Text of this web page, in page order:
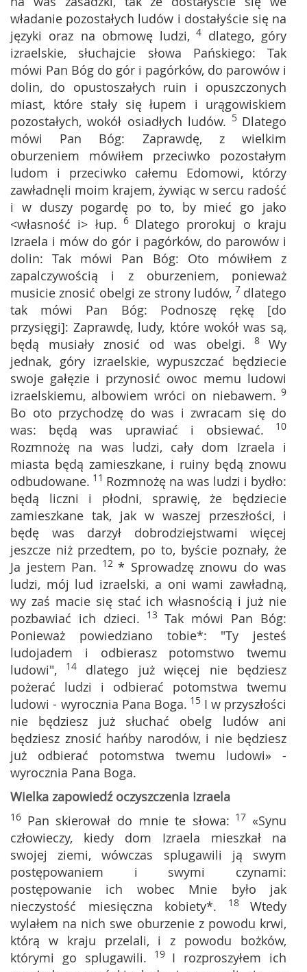
władanie pozostałych ludów i dostałyście się na
języki oraz na obmowę ludzi, 4 dlatego, góry
izraelskie, słuchajcie słowa Pańskiego: Tak
mówi Pan Bóg do gór i pagórków, do parowów i
dolin, do opustoszałych ruin i opuszczonych
miast, które stały się łupem i urągowiskiem
pozostałych, wokół osiadłych ludów. 5 Dlatego
mówi Pan Bóg: Zaprawdę, z wielkim
oburzeniem mówiłem przeciwko pozostałym
ludom i przeciwko całemu Edomowi, którzy
zawładnęli moim krajem, żywiąc w sercu radość
i w duszy pogardę po to, by mieć go jako
<własność i> łup. 6 Dlatego prorokuj o kraju
Izraela i mów do gór i pagórków, do parowów i
dolin: Tak mówi Pan Bóg: Oto mówiłem z
zapalczywością i z oburzeniem, ponieważ
musicie znosić obelgi ze strony ludów, 7 dlatego
tak mówi Pan Bóg: Podnoszę rękę [do
przysięgi]: Zaprawdę, ludy, które wokół was są,
będą musiały znosić od was obelgi. 8 Wy
jednak, góry izraelskie, wypuszczać będziecie
swoje gałęzie i przynosić owoc memu ludowi
izraelskiemu, albowiem wróci on niebawem. 9
Bo oto przychodzę do was i zwracam się do
was: będą was uprawiać i obsiewać. 10
Rozmnożę na was ludzi, cały dom Izraela i
miasta będą zamieszkane, i ruiny będą znowu
odbudowane. 11 Rozmnożę na was ludzi i bydło:
będą liczni i płodni, sprawię, że będziecie
zamieszkane tak, jak w waszej przeszłości, i
będę was darzył dobrodziejstwami więcej
jeszcze niż przedtem, po to, byście poznały, że
Ja jestem Pan. 12 * Sprowadzę znowu do was
ludzi, mój lud izraelski, a oni wami zawładną,
wy zaś macie się stać ich własnością i już nie
pozbawiać ich dzieci. 13 Tak mówi Pan Bóg:
Ponieważ powiedziano tobie*: "Ty jesteś
ludojadem i odbierasz potomstwo twemu
ludowi", 14 dlatego już więcej nie będziesz
pożerać ludzi i odbierać potomstwa twemu
ludowi - wyrocznia Pana Boga. 15 I w przyszłości
nie będziesz już słuchać obelg ludów ani
będziesz znosić hańby narodów, i nie będziesz
już odbierać potomstwa twemu ludowi» -
wyrocznia Pana Boga.
Wielka zapowiedź oczyszczenia Izraela
16 Pan skierował do mnie te słowa: 17 «Synu
człowieczy, kiedy dom Izraela mieszkał na
swojej ziemi, wówczas splugawili ją swym
postępowaniem i swymi czynami:
postępowanie ich wobec Mnie było jak
nieczystość miesięczna kobiety*. 18 Wtedy
wylałem na nich swe oburzenie z powodu krwi,
którą w kraju przelali, i z powodu bożków,
którymi go splugawili. 19 I rozproszyłem ich